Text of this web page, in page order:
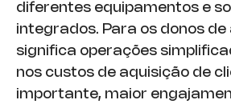
diferentes equipamentos e
integrados. Para os donos
significa operações
nos custos de aquisição de
importante, maior